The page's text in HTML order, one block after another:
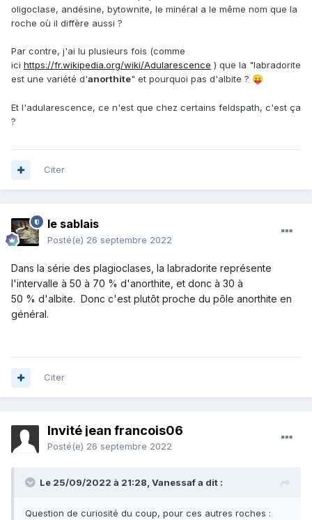
oligoclase, andésine, bytownite, le minéral a le même nom que la
roche où il diffère aussi ?
Par contre, j'ai lu plusieurs fois (comme
ici https://fr.wikipedia.org/wiki/Adularescence ) que la "labradorite
est une variété d'anorthite" et pourquoi pas d'albite ? 😛
Et l'adularescence, ce n'est que chez certains feldspath, c'est ça
?
Citer
le sablais
Posté(e) 26 septembre 2022
Dans la série des plagioclases, la labradorite représente
l'intervalle à 50 à 70 % d'anorthite , et donc à 30 à
50 % d'albite. Donc c'est plutôt proche du pôle anorthite en
général.
Citer
Invité jean francois06
Posté(e) 26 septembre 2022
Le 25/09/2022 à 21:28, Vanessafa dit :
Question de curiosité du coup, pour ces autres roches :